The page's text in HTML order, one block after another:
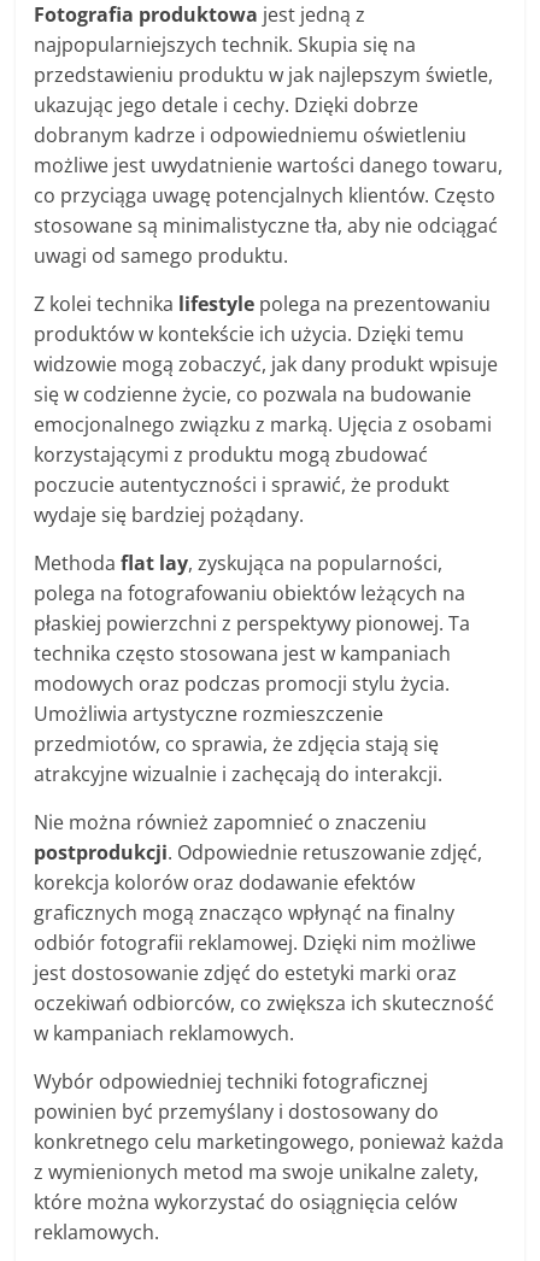
Fotografia produktowa jest jedną z
najpopularniejszych technik. Skupia się na
przedstawieniu produktu w jak najlepszym świetle,
ukazując jego detale i cechy. Dzięki dobrze
dobranym kadrze i odpowiedniemu oświetleniu
możliwe jest uwydatnienie wartości danego towaru,
co przyciąga uwagę potencjalnych klientów. Często
stosowane są minimalistyczne tła, aby nie odciągać
uwagi od samego produktu.
Z kolei technika lifestyle polega na prezentowaniu
produktów w kontekście ich użycia. Dzięki temu
widzowie mogą zobaczyć, jak dany produkt wpisuje
się w codzienne życie, co pozwala na budowanie
emocjonalnego związku z marką. Ujęcia z osobami
korzystającymi z produktu mogą zbudować
poczucie autentyczności i sprawić, że produkt
wydaje się bardziej pożądany.
Methodaflat lay, zyskująca na popularności,
polega na fotografowaniu obiektów leżących na
płaskiej powierzchni z perspektywy pionowej. Ta
technika często stosowana jest w kampaniach
modowych oraz podczas promocji stylu życia.
Umożliwia artystyczne rozmieszczenie
przedmiotów, co sprawia, że zdjęcia stają się
atrakcyjne wizualnie i zachęcają do interakcji.
Nie można również zapomnieć o znaczeniu
postprodukcji. Odpowiednie retuszowanie zdjęć,
korekcja kolorów oraz dodawanie efektów
graficznych mogą znacząco wpłynąć na finalny
odbiór fotografii reklamowej. Dzięki nim możliwe
jest dostosowanie zdjęć do estetyki marki oraz
oczekiwań odbiorców, co zwiększa ich skuteczność
w kampaniach reklamowych.
Wybór odpowiedniej techniki fotograficznej
powinien być przemyślany i dostosowany do
konkretnego celu marketingowego, ponieważ każda
z wymienionych metod ma swoje unikalne zalety,
które można wykorzystać do osiągnięcia celów
reklamowych.